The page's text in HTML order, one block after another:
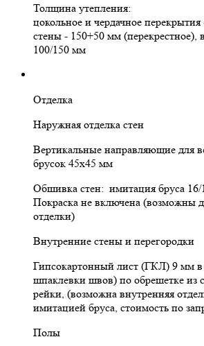
Толщина утепления:
цокольное и чердачное
стены - 150+50 мм (перекрестное),
100/150 мм
Отделка
Наружная отделка стен
Вертикальные направляющие для
брусок 45х45 мм
Обшивка стен: имитация бруса 16/
Покраска не включена (возможны
отделки)
Внутренние стены и перегородки
Гипсокартонный лист (ГКЛ) 9 мм в
шпаклевки швов) по обрешетке из
рейки, (возможна внутренняя
имитацией бруса, стоимость по
Полы